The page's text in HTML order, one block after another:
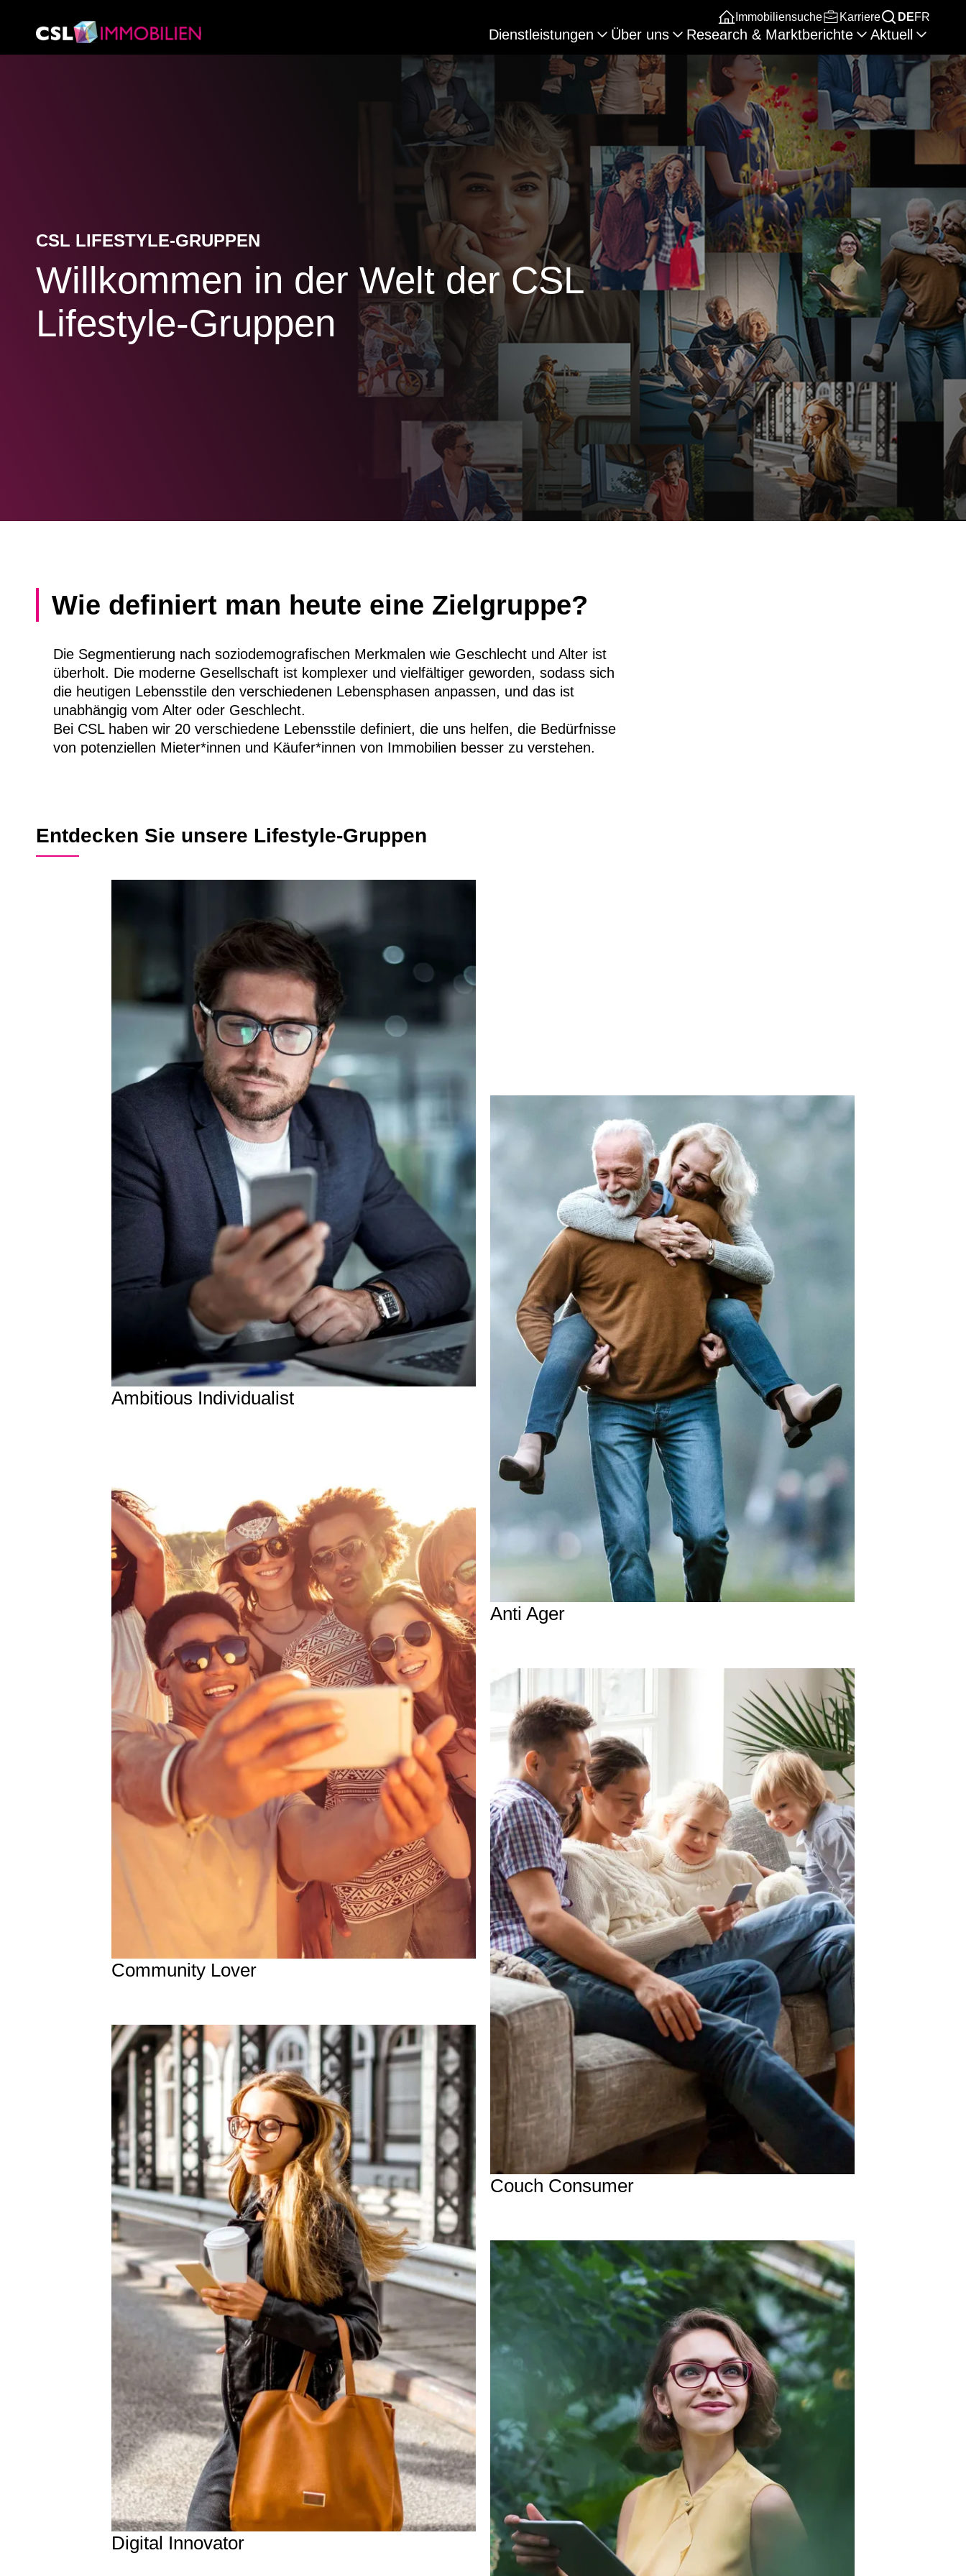
Immobiliensuche Karriere DEFR
Dienstleistungen Über uns Research & Marktberichte Aktuell
CSL LIFESTYLE-GRUPPEN
Willkommen in der Welt der CSL
Lifestyle-Gruppen
Wie definiert man heute eine Zielgruppe?
Die Segmentierung nach soziodemografischen Merkmalen wie Geschlecht und Alter ist
überholt. Die moderne Gesellschaft ist komplexer und vielfältiger geworden, sodass sich
die heutigen Lebensstile den verschiedenen Lebensphasen anpassen, und das ist
unabhängig vom Alter oder Geschlecht.
Bei CSL haben wir 20 verschiedene Lebensstile definiert, die uns helfen, die Bedürfnisse
von potenziellen Mieter*innen und Käufer*innen von Immobilien besser zu verstehen.
Entdecken Sie unsere Lifestyle-Gruppen
Ambitious Individualist
Anti Ager
Community Lover
Couch Consumer
Digital Innovator